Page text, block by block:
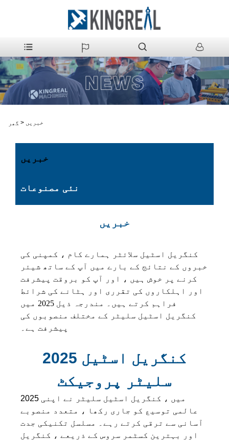
گھر > خبریں
خبریں
نئی مصنوعات
خبریں
کنگریل اسٹیل سلائٹر ہمارے کام ، کمپنی کی
خبروں کے نتائج کے بارے میں آپ کے ساتھ شیئر
کرنے پر خوش ہیں ، اور آپ کو بروقت پیشرفت
اور اہلکاروں کی تقرری اور ہٹانے کی شرائط
فراہم کرتے ہیں۔ مندرجہ ذیل 2025 میں
کنگریل اسٹیل سلیٹر کے مختلف منصوبوں کی
پیشرفت ہے۔
2025 کنگریل اسٹیل
سلیٹر پروجیکٹ
2025 میں ، کنگریل اسٹیل سلیٹر نے اپنی
عالمی توسیع کو جاری رکھا ، متعدد منصوبے
آسانی سے ترقی کرتے رہے۔ مسلسل تکنیکی جدت
اور بہترین کسٹمر سروس کے ذریعے ، کنگریل